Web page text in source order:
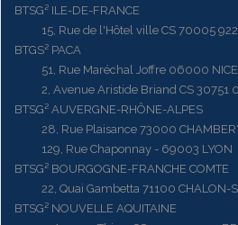
BTSG² ILE-DE-FRANCE
15, Rue de l'Hôtel ville CS 70005
BTGS² PACA
51, Rue Maréchal Joffre 06000 NICE
2, Avenue Aristide Briand CS 30751
BTSG² AUVERGNE-RHÔNE-ALPES
28, Rue Plaisance 73000
129, Rue Chaponnay - 69003 LYON
BTSG² BOURGOGNE-FRANCHE COMTE
22, Quai Gambetta 71100 CHALON-
BTSG² NOUVELLE AQUITAINE